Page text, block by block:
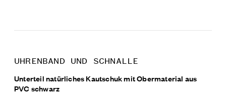
UHRENBAND UND SCHNALLE
Unterteil natürliches Kautschuk mit Obermaterial aus
PVC schwarz